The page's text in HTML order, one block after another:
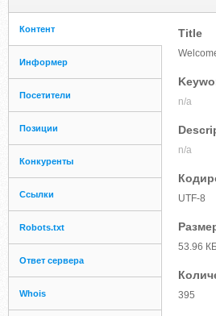
Контент
Информер
Посетители
Позиции
Конкуренты
Ссылки
Robots.txt
Ответ сервера
Whois
Title
n/a
n/a
UTF-8
53.96
395